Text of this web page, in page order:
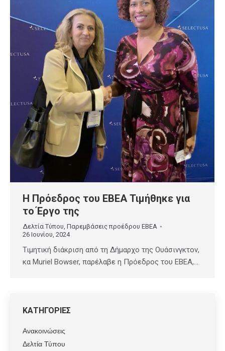
Η Πρόεδρος του ΕΒΕΑ Τιμήθηκε για
το Έργο της
Δελτία Τύπου Παρεμβάσεις προέδρου ΕΒΕΑ
26 Ιουνίου, 2024
Τιμητική διάκριση από τη Δήμαρχο της Ουάσινγκτον,
κα Muriel Bowser, παρέλαβε η Πρόεδρος του ΕΒΕΑ,…
ΚΑΤΗΓΟΡΙΕΣ
Ανακοινώσεις
Δελτία Τύπου